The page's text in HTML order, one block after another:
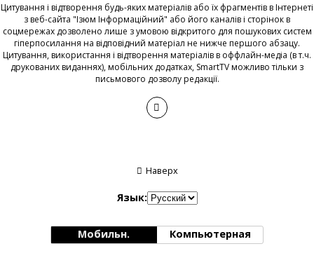
Цитування і відтворення будь-яких матеріалів або їх фрагментів в Інтернеті
з веб-сайта "Ізюм Інформаційний" або його каналів і сторінок в
соцмережах дозволено лише з умовою відкритого для пошукових систем
гіперпосилання на відповідний матеріал не нижче першого абзацу.
Цитування, використання і відтворення матеріалів в оффлайн-медіа (в т.ч.
друкованих виданнях), мобільних додатках, SmartTV можливо тільки з
письмового дозволу редакції.
Наверх
Язык:
Мобильн. Компьютерная